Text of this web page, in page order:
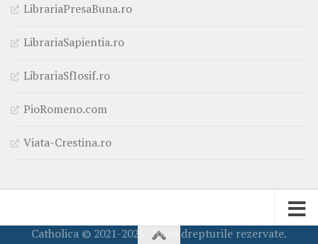
LibrariaPresaBuna.ro
LibrariaSapientia.ro
LibrariaSfIosif.ro
PioRomeno.com
Viata-Crestina.ro
Catholica © 2021-2026. Toate drepturile rezervate.